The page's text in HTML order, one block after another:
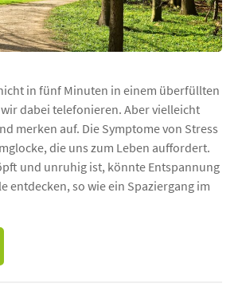
in fünf Minuten in einem überfüllten
dabei telefonieren. Aber vielleicht
merken auf. Die Symptome von Stress
die uns zum Leben auffordert.
und unruhig ist, könnte Entspannung
entdecken, so wie ein Spaziergang im